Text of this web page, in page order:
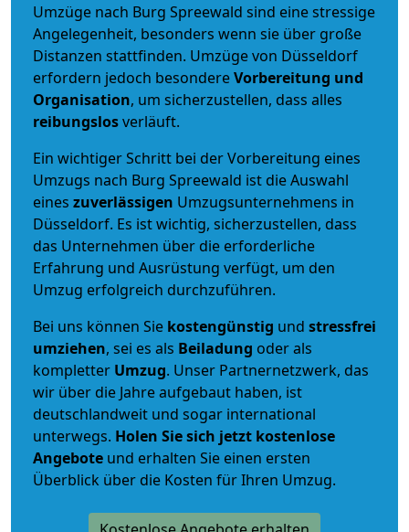
Umzüge nach Burg Spreewald sind eine stressige
Angelegenheit, besonders wenn sie über große
Distanzen stattfinden. Umzüge von Düsseldorf
erfordern jedoch besondereVorbereitung und
Organisation, um sicherzustellen, dass alles
reibungslosverläuft.
Ein wichtiger Schritt bei der Vorbereitung eines
Umzugs nach Burg Spreewald ist die Auswahl
eines zuverlässigen Umzugsunternehmens in
Düsseldorf. Es ist wichtig, sicherzustellen, dass
das Unternehmen über die erforderliche
Erfahrung und Ausrüstung verfügt, um den
Umzug erfolgreich durchzuführen.
Bei uns können Sie kostengünstig und stressfrei
umziehen, sei es als Beiladung oder als
kompletter Umzug. Unser Partnernetzwerk, das
wir über die Jahre aufgebaut haben, ist
deutschlandweit und sogar international
unterwegs. Holen Sie sich jetzt kostenlose
Angebote und erhalten Sie einen ersten
Überblick über die Kosten für Ihren Umzug.